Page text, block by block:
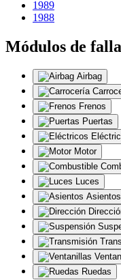
1989
1988
Módulos de falla
Airbag
Frenos
Puertas
Motor
Luces
Asientos
Ruedas